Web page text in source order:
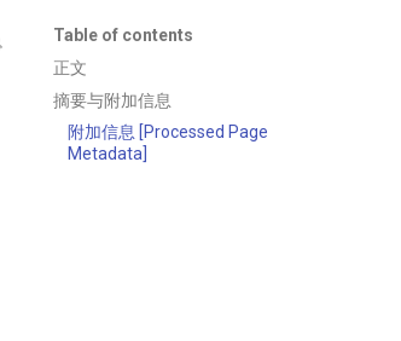
Table of contents
正文
摘要与附加信息
附加信息 [Processed Page
Metadata]